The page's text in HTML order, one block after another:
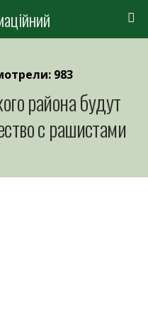
983
района будут
с рашистами